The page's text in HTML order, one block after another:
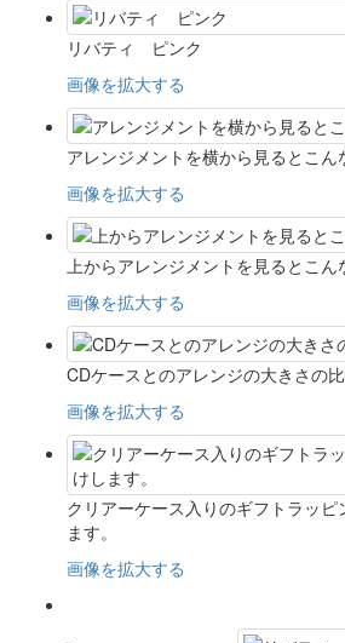
リバティ ピンク
画像を拡大する
アレンジメントを横から見るとこん
画像を拡大する
上からアレンジメントを見るとこん
画像を拡大する
CDケースとのアレンジの大きさの比
画像を拡大する
クリアーケース入りのギフトラッ
ます。
画像を拡大する